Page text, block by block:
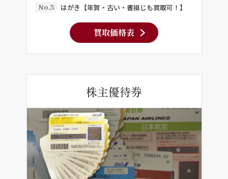
No.5
はがき【年賀・古い・書損じも買取可！】
買取価格表
株主優待券